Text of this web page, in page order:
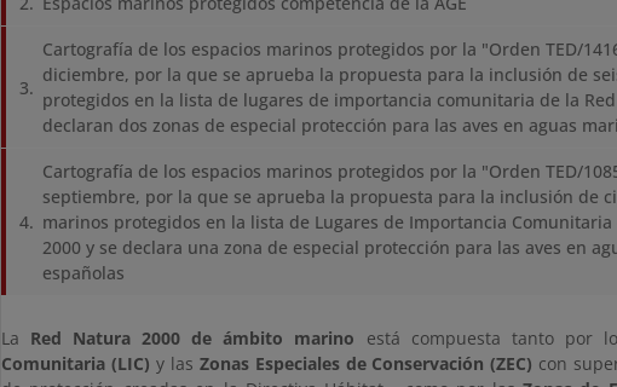
Cartografía de los espacios marinos protegidos por la "Orden TED/
diciembre, por la que se aprueba la propuesta para la inclusión de
protegidos en la lista de lugares de importancia comunitaria de la
declaran dos zonas de especial protección para las aves en aguas
Cartografía de los espacios marinos protegidos por la "Orden TED/
septiembre, por la que se aprueba la propuesta para la inclusión de
marinos protegidos en la lista de Lugares de Importancia Comunitaria
2000 y se declara una zona de especial protección para las aves en
españolas
La Red Natura 2000 de ámbito marino está compuesta tanto por
Comunitaria (LIC) y las Zonas Especiales de Conservación (ZEC) con